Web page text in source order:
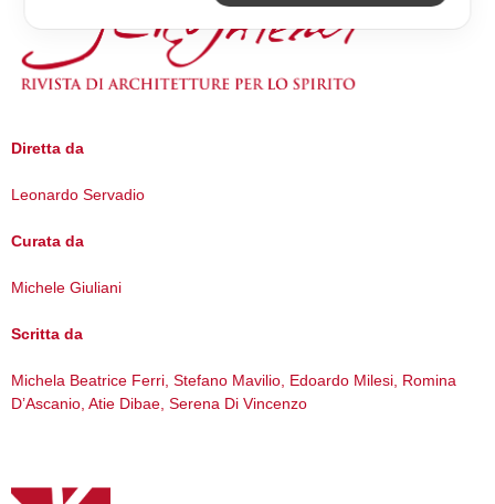
Diretta da
Leonardo Servadio
Curata da
Michele Giuliani
Scritta da
Michela Beatrice Ferri, Stefano Mavilio, Edoardo Milesi, Romina
D’Ascanio, Atie Dibae, Serena Di Vincenzo